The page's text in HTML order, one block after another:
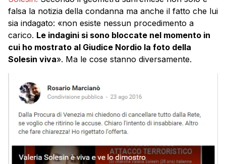
falsa la notizia della condanna ma anche il fatto che lui
sia indagato: «non esiste nessun procedimento a
carico. Le indagini si sono bloccate nel momento in
cui ho mostrato al Giudice Nordio la foto della
Solesin viva». Ma le cose stanno diversamente.